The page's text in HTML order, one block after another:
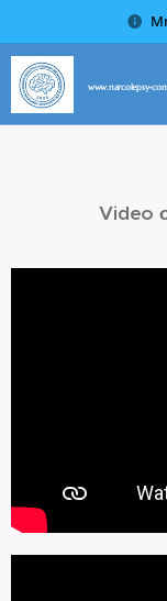
www.narcolepsy-
Video